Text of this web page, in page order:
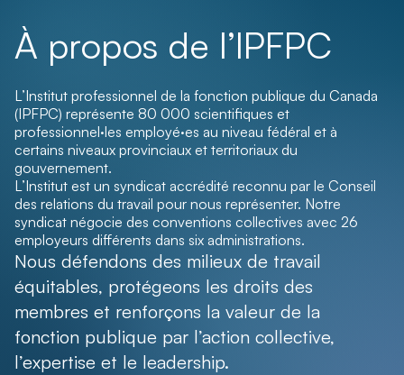
À propos de l’IPFPC
L’Institut professionnel de la fonction publique du Canada
(IPFPC) représente 80 000 scientifiques et
professionnel·les employé·es au niveau fédéral et à
certains niveaux provinciaux et territoriaux du
gouvernement.
L’Institut est un syndicat accrédité reconnu par le Conseil
des relations du travail pour nous représenter. Notre
syndicat négocie des conventions collectives avec 26
employeurs différents dans six administrations.
Nous défendons des milieux de travail
équitables, protégeons les droits des
membres et renforçons la valeur de la
fonction publique par l’action collective,
l’expertise et le leadership.